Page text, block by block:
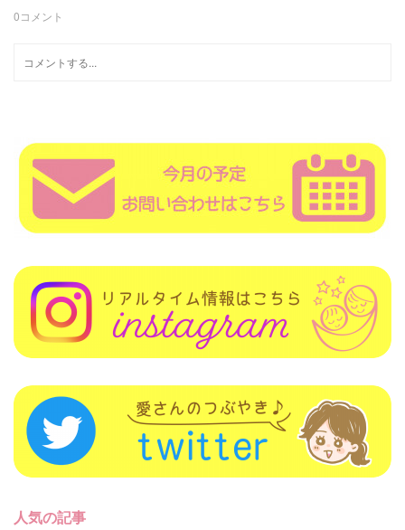
0コメント
人気の記事